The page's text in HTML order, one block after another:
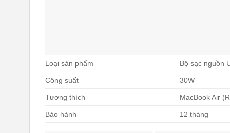
Loại sản phẩm Bộ sạc nguồn
Công suất 30W
Tương thích MacBook Air
Bảo hành 12 tháng